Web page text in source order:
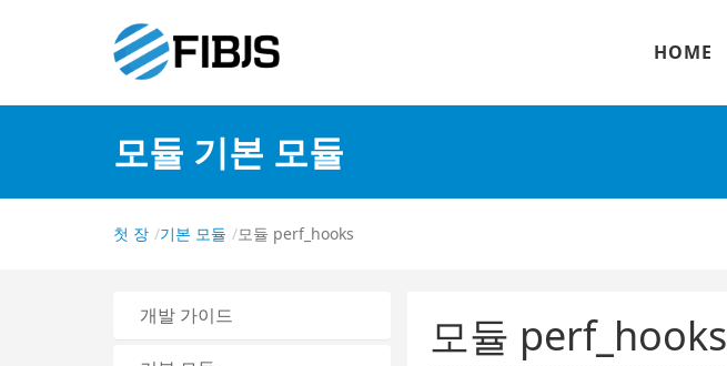
HOME
모듈 기본 모듈
첫 장 기본 모듈 모듈 perf_hooks
개발 가이드 모듈 perf_hooks